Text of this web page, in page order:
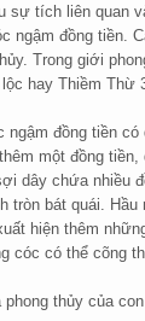
sự tích liên quan
ngậm đồng tiền.
Trong giới
hay Thiềm Thừ
ngậm đồng tiền
một đồng
dây chứa nhiều
tròn bát quái.
hiện thêm
cóc có thể cõng
phong thủy của